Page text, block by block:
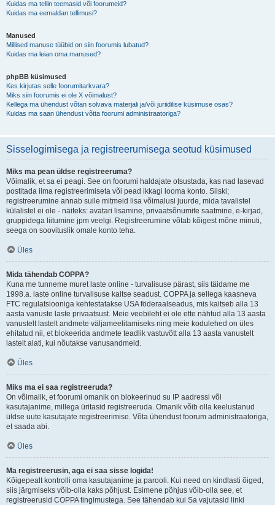
Kuidas ma tellin teemasid või foorumeid?
Kuidas ma eemaldan tellimusi?
Manused
Millised manuse tüübid on siin foorumis lubatud?
Kuidas ma leian oma manused?
phpBB küsimused
Kes kirjutas selle foorumitarkvara?
Miks siin foorumis ei ole X võimalust?
Kellega ma ühendust võtan solvava materjali ja/või juriidilise küsimuse osas?
Kuidas ma saan ühendust võtta foorumi administraatoriga?
Sisselogimisega ja registreerumisega seotud küsimused
Miks ma pean üldse registreeruma?
Võimalik, et sa ei peagi. See on foorumi haldajate otsustada, kas nad lasevad
postitada ilma registreerimiseta või pead ikkagi looma konto. Siiski;
registreerumine annab sulle mitmeid lisa võimalusi juurde, mida tavalistel
külalistel ei ole - näiteks: avatari lisamine, privaatsõnumite saatmine, e-kirjad,
gruppidega liitumine jpm veelgi. Registreerumine võtab kõigest mõne minuti,
seega on soovituslik omale konto teha.
Üles
Mida tähendab COPPA?
Kuna me tunneme muret laste online - turvalisuse pärast, siis täidame me
1998.a. laste online turvalisuse kaitse seadust. COPPA ja sellega kaasneva
FTC regulatsiooniga kehtestatakse USA föderaalseadus, mis kaitseb alla 13
aasta vanuste laste privaatsust. Meie veebileht ei ole ette nähtud alla 13 aasta
vanustelt lastelt andmete väljameelitamiseks ning meie kodulehed on üles
ehitatud nii, et blokeerida andmete teadlik vastuvõtt alla 13 aasta vanustelt
lastelt alati, kui nõutakse vanusandmeid.
Üles
Miks ma ei saa registreeruda?
On võimalik, et foorumi omanik on blokeerinud su IP aadressi või
kasutajanime, millega üritasid registreeruda. Omanik võib olla keelustanud
üldse uute kasutajate registreerimise. Võta ühendust foorum administraatoriga,
et saada abi.
Üles
Ma registreerusin, aga ei saa sisse logida!
Kõigepealt kontrolli oma kasutajanime ja parooli. Kui need on kindlasti õiged,
siis järgmiseks võib-olla kaks põhjust. Esimene põhjus võib-olla see, et
registreerusid COPPA tingimustega. See tähendab kui Sa vajutasid linki